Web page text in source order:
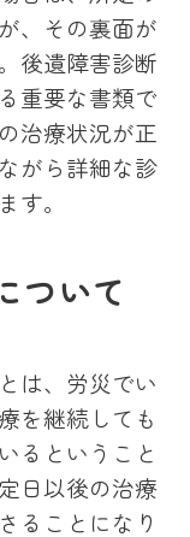
、その裏面が
後遺障害診断
重要な書類で
治療状況が正
がら詳細な診
す。
ついて
は、労災でい
を継続しても
るということ
日以後の治療
ることになり